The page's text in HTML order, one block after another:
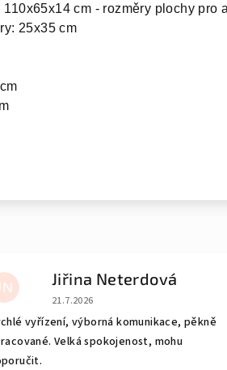
cm - rozměry plochy pro
25x35 cm
Jiřina Neterdová
Hodnocení obchodu je 5 z 5
21.7.2026
vyřízení, výborná komunikace, pěkně
Velká spokojenost, mohu